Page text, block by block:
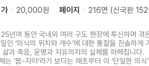
20,000원 페이지 216면 (신국판
인 ‘의식의 위치와 개수’에 대한 통찰을 진솔하
파헤칩니다. 우리는 이미 죽음 너머에 있으며, 궁극의 깨달음은 얻거나 달성하는
는 ‘몸-자아’라기 보다는 애초부터 이 ‘단일한 의